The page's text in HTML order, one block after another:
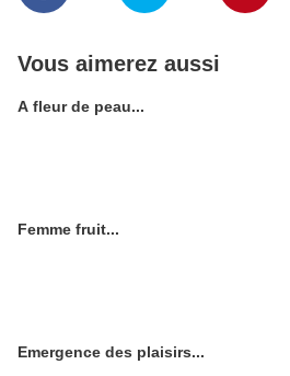
Vous aimerez aussi
A fleur de peau...
Femme fruit...
Emergence des plaisirs...